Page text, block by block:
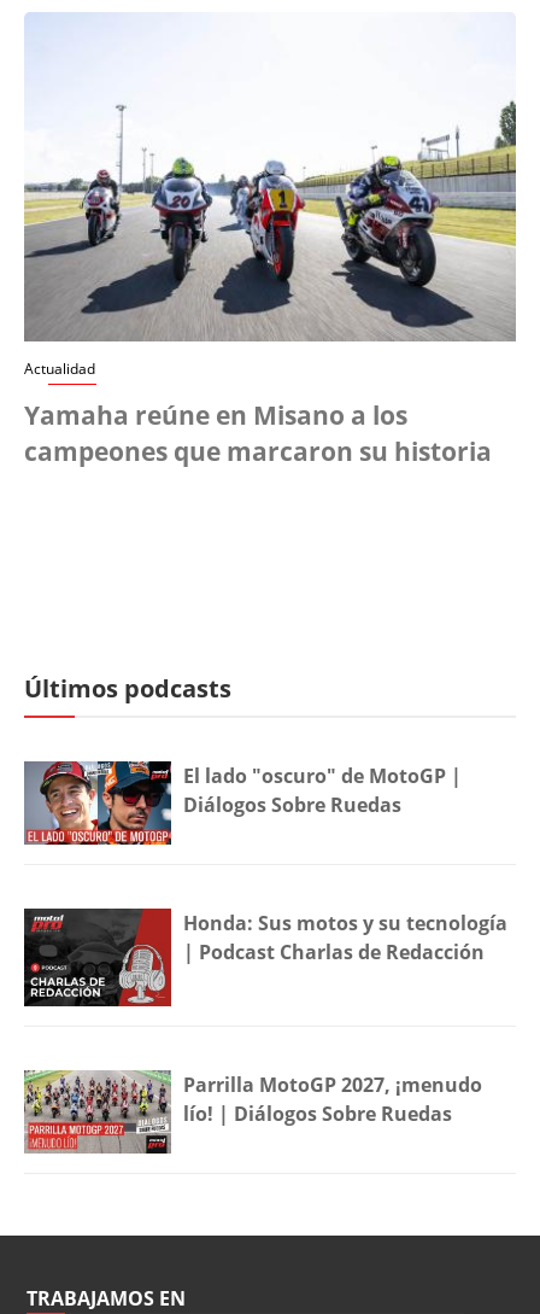
Actualidad
Yamaha reúne en Misano a los
campeones que marcaron su historia
Últimos podcasts
El lado "oscuro" de MotoGP |
Diálogos Sobre Ruedas
Honda: Sus motos y su tecnología
| Podcast Charlas de Redacción
Parrilla MotoGP 2027, ¡menudo
lío! | Diálogos Sobre Ruedas
TRABAJAMOS EN